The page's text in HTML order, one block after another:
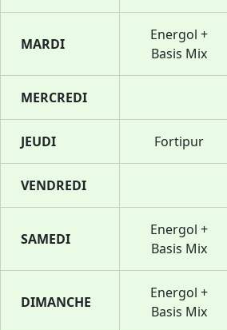
MARDI
Energol +
Basis Mix
MERCREDI
JEUDI Fortipur
VENDREDI
SAMEDI
Energol +
Basis Mix
DIMANCHE
Energol +
Basis Mix